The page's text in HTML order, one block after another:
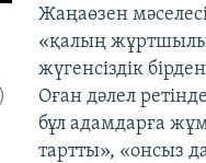
Жаңаөзен
«қалың
жүгенсіздік
Оған дәлел
бұл адамдарға
тартты», «онсыз